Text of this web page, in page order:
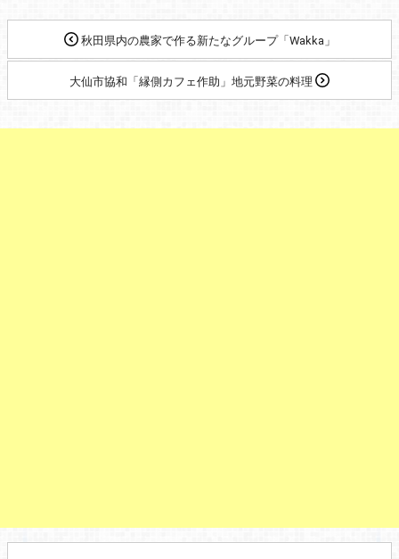
秋田県内の農家で作る新たなグループ「Wakka」
大仙市協和「縁側カフェ作助」地元野菜の料理